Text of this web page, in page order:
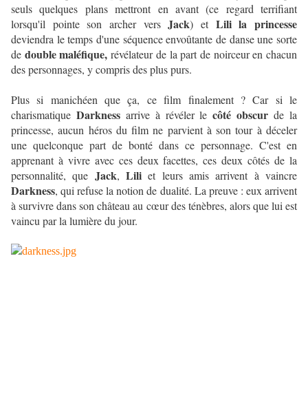
seuls quelques plans mettront en avant (ce regard terrifiant
lorsqu'il pointe son archer versJack) et Lili la princesse
deviendra le temps d'une séquence envoûtante de danse une sorte
de double maléfique, révélateur de la part de noirceur en chacun
des personnages, y compris des plus purs.
Plus si manichéen que ça, ce film finalement ? Car si le
charismatique Darknessarrive à révéler lecôté obscur de la
princesse, aucun héros du film ne parvient à son tour à déceler
une quelconque part de bonté dans ce personnage. C'est en
apprenant à vivre avec ces deux facettes, ces deux côtés de la
personnalité, que Jack,Lili et leurs amis arrivent à vaincre
Darkness, qui refuse la notion de dualité. La preuve : eux arrivent
à survivre dans son château au cœur des ténèbres, alors que lui est
vaincu par la lumière du jour.